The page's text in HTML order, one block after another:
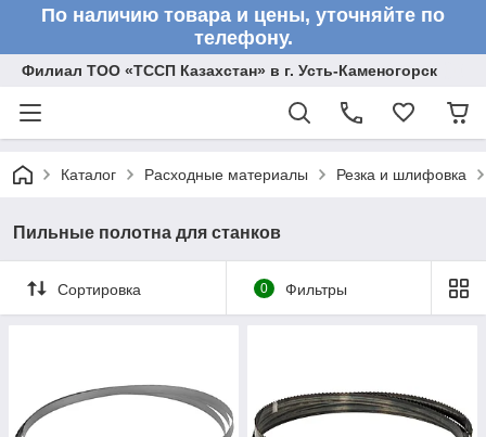
По наличию товара и цены, уточняйте по
телефону.
Филиал ТОО «ТССП Казахстан» в г. Усть-Каменогорск
Каталог Расходные материалы Резка и шлифовка
Пильные полотна для станков
Сортировка 0 Фильтры